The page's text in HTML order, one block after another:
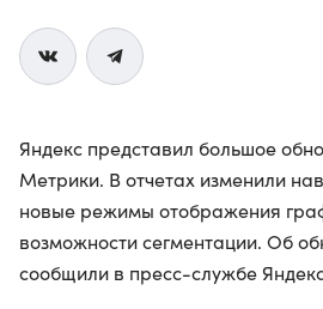
Яндекс представил большое
Метрики. В отчетах изменили
новые режимы отображения
возможности сегментации. Об
сообщили в пресс-службе